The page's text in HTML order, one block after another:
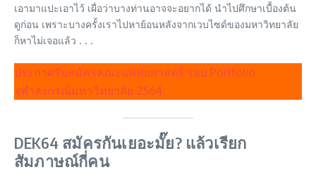
เอามาแปะเอาไว้ เผื่อว่าบางท่านอาจจะอยากได้ นำไปศึกษาเบื้องต้น
ดูก่อน เพราะบางครั้งเราไปหาย้อนหลังจากเวบไซด์ของมหาวิทยาลัย
ก็หาไม่เจอแล้ว . . .
ประกาศรับสมัครคณะแพทยศาสตร์ รอบ Portfolio
จุฬาลงกรณ์มหาวิทยาลัย 2564
DEK64 สมัครกันเยอะมั๊ย? แล้วเรียก
สัมภาษณ์กี่คน